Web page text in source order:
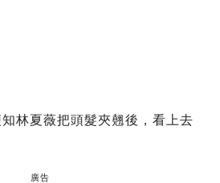
林夏薇把頭髮夾翹後，看上去
廣告